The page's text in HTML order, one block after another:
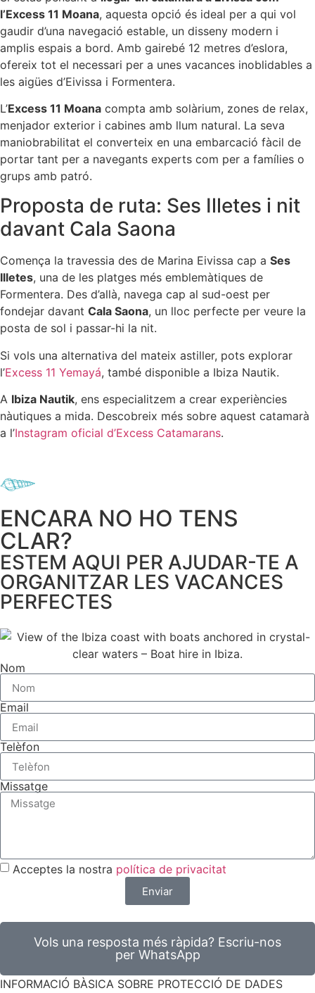
l’Excess 11 Moana, aquesta opció és ideal per a qui vol
gaudir d’una navegació estable, un disseny modern i
amplis espais a bord. Amb gairebé 12 metres d’eslora,
ofereix tot el necessari per a unes vacances inoblidables a
les aigües d’Eivissa i Formentera.
L’Excess 11 Moana compta amb solàrium, zones de relax,
menjador exterior i cabines amb llum natural. La seva
maniobrabilitat el converteix en una embarcació fàcil de
portar tant per a navegants experts com per a famílies o
grups amb patró.
Proposta de ruta: Ses Illetes i nit
davant Cala Saona
Comença la travessia des de Marina Eivissa cap a Ses
Illetes, una de les platges més emblemàtiques de
Formentera. Des d’allà, navega cap al sud-oest per
fondejar davant Cala Saona, un lloc perfecte per veure la
posta de sol i passar-hi la nit.
Si vols una alternativa del mateix astiller, pots explorar
l’Excess 11 Yemayá, també disponible a Ibiza Nautik.
A Ibiza Nautik, ens especialitzem a crear experiències
nàutiques a mida. Descobreix més sobre aquest catamarà
a l’Instagram oficial d’Excess Catamarans.
ENCARA NO HO TENS
CLAR?
ESTEM AQUI PER AJUDAR-TE A
ORGANITZAR LES VACANCES
PERFECTES
Nom
Email
Telèfon
Missatge
Acceptes la nostra política de privacitat
Enviar
Vols una resposta més ràpida? Escriu-nos
per WhatsApp
INFORMACIÓ BÀSICA SOBRE PROTECCIÓ DE DADES